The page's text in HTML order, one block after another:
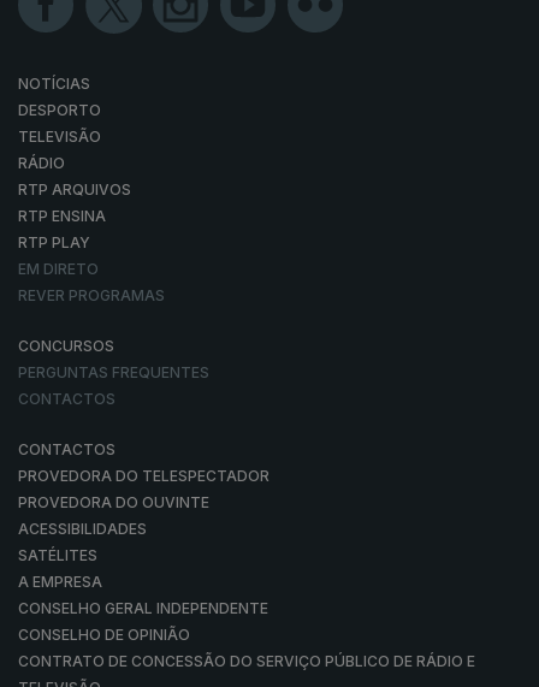
NOTÍCIAS
DESPORTO
TELEVISÃO
RÁDIO
RTP ARQUIVOS
RTP ENSINA
RTP PLAY
EM DIRETO
REVER PROGRAMAS
CONCURSOS
PERGUNTAS FREQUENTES
CONTACTOS
CONTACTOS
PROVEDORA DO TELESPECTADOR
PROVEDORA DO OUVINTE
ACESSIBILIDADES
SATÉLITES
A EMPRESA
CONSELHO GERAL INDEPENDENTE
CONSELHO DE OPINIÃO
CONTRATO DE CONCESSÃO DO SERVIÇO PÚBLICO DE RÁDIO E